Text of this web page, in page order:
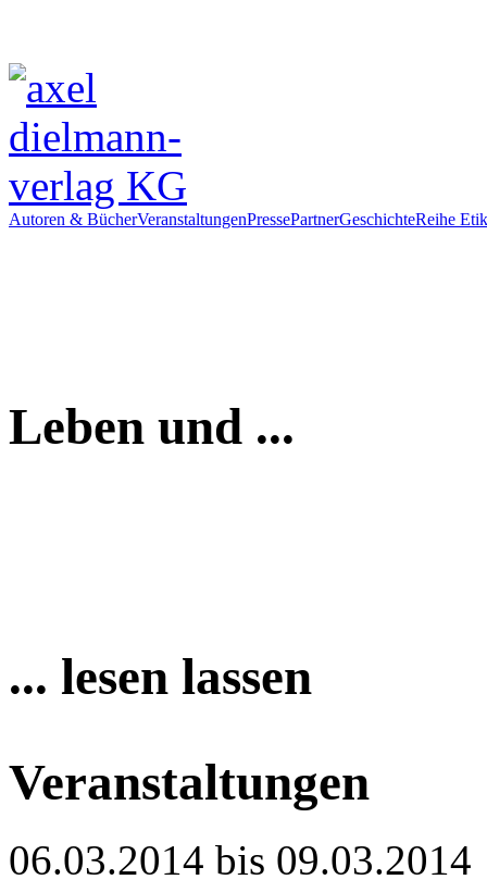
Autoren & BücherVeranstaltungenPressePartnerGeschichteReihe
Leben und ...
... lesen lassen
Veranstaltungen
06.03.2014 bis 09.03.2014